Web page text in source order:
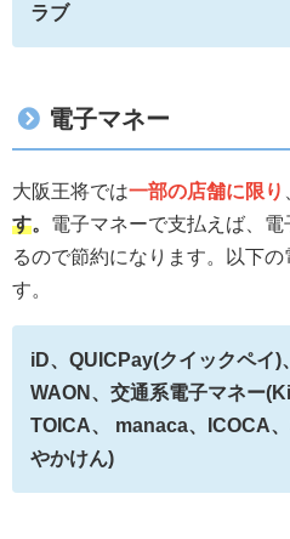
ラブ
電子マネー
大阪王将では一部の店舗に限り
す。 電子マネーで支払えば、
るので節約になります。以下
す。
iD、QUICPay(クイックペイ)
WAON、交通系電子マネー
TOICA、 manaca、ICOCA
やかけん)